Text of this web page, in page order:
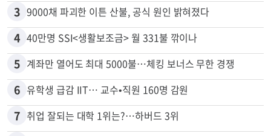
2 “로또, 이 번호 찍지 마라” 물리학자의 당첨금 높이는 비밀
3 9000채 파괴한 이튼 산불, 공식 원인 밝혀졌다
4 40만명 SSI<생활보조금> 월 331불 깎이나
5 계좌만 열어도 최대 5000불…체킹 보너스 무한 경쟁
6 유학생 급감 IIT… 교수•직원 160명 감원